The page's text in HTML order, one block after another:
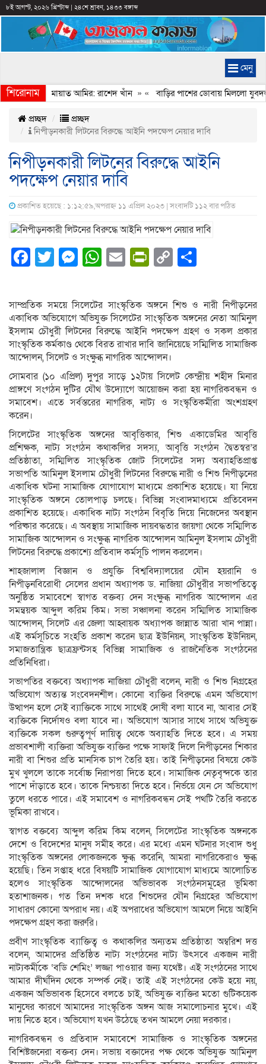
৮ই আগস্ট, ২০২৬ খ্রিস্টাব্দ| ২৪শে শ্রাবণ, ১৪৩৩ বঙ্গাব্দ
মেনু
শিরোনাম
করেন জামায়াত আমির: রাশেদ খাঁন » « বাড়ির পাশের ডোবায় মিললো যুবদল
প্রচ্ছদ
প্রচ্ছদ
নিপীড়নকারী লিটনের বিরুদ্ধে আইনি পদক্ষেপ নেয়ার দাবি
নিপীড়নকারী লিটনের বিরুদ্ধে আইনি
পদক্ষেপ নেয়ার দাবি
প্রকাশিত হয়েছে : ১:১২:৫৯,অপরাহ্ন ১১ এপ্রিল ২০২৩ | সংবাদটি ১১২ বার পঠিত
Facebook
Twitter
Messenger
WhatsApp
EmailPrintFriendly
Copy
সাম্প্রতিক সময়ে সিলেটের সাংস্কৃতিক অঙ্গনে শিশু ও নারী নিপীড়নের
একাধিক অভিযোগে অভিযুক্ত সিলেটের সাংস্কৃতিক অঙ্গনের নেতা আমিনুল
ইসলাম চৌধুরী লিটনের বিরুদ্ধে আইনি পদক্ষেপ গ্রহণ ও সকল প্রকার
সাংস্কৃতিক কর্মকাণ্ড থেকে বিরত রাখার দাবি জানিয়েছে সম্মিলিত সামাজিক
আন্দোলন, সিলেট ও সংক্ষুব্ধ নাগরিক আন্দোলন।
সোমবার (১০ এপ্রিল) দুপুর সাড়ে ১২টায় সিলেট কেন্দ্রীয় শহীদ মিনার
প্রাঙ্গণে সংগঠন দুটির যৌথ উদ্যোগে আয়োজন করা হয় নাগরিকবন্ধন ও
সমাবেশ। এতে সর্বস্তরের নাগরিক, নাট্য ও সংস্কৃতিকর্মীরা অংশগ্রহণ
করেন।
সিলেটের সাংস্কৃতিক অঙ্গনের আবৃত্তিকার, শিশু একাডেমির আবৃত্তি
প্রশিক্ষক, নাট্য সংগঠন কথাকলির সদস্য, আবৃত্তি সংগঠন দ্বৈতস্বর’র
প্রতিষ্ঠাতা, সম্মিলিত সাংস্কৃতিক জোট সিলেটের সদ্য অব্যাহতিপ্রাপ্ত
সভাপতি আমিনুল ইসলাম চৌধুরী লিটনের বিরুদ্ধে নারী ও শিশু নিপীড়নের
একাধিক ঘটনা সামাজিক যোগাযোগ মাধ্যমে প্রকাশিত হয়েছে। যা নিয়ে
সাংস্কৃতিক অঙ্গনে তোলপাড় চলছে। বিভিন্ন সংবাদমাধ্যমে প্রতিবেদন
প্রকাশিত হয়েছে। একাধিক নাট্য সংগঠন বিবৃতি দিয়ে নিজেদের অবস্থান
পরিষ্কার করেছে। এ অবস্থায় সামাজিক দায়বদ্ধতার জায়গা থেকে সম্মিলিত
সামাজিক আন্দোলন ও সংক্ষুব্ধ নাগরিক আন্দোলন আমিনুল ইসলাম চৌধুরী
লিটনের বিরুদ্ধে প্রকাশ্যে প্রতিবাদ কর্মসূচি পালন করলেন।
শাহজালাল বিজ্ঞান ও প্রযুক্তি বিশ্ববিদ্যালয়ের যৌন হয়রানি ও
নিপীড়নবিরোধী সেলের প্রধান অধ্যাপক ড. নাজিয়া চৌধুরীর সভাপতিত্বে
অনুষ্ঠিত সমাবেশে স্বাগত বক্তব্য দেন সংক্ষুব্ধ নাগরিক আন্দোলন এর
সমন্বয়ক আব্দুল করিম কিম। সভা সঞ্চালনা করেন সম্মিলিত সামাজিক
আন্দোলন, সিলেট এর জেলা আহ্বায়ক অধ্যাপক জান্নাত আরা খান পান্না।
এই কর্মসূচিতে সংহতি প্রকাশ করেন ছাত্র ইউনিয়ন, সাংস্কৃতিক ইউনিয়ন,
সমাজতান্ত্রিক ছাত্রফ্রন্টসহ বিভিন্ন সামাজিক ও রাজনৈতিক সংগঠনের
প্রতিনিধিরা।
সভাপতির বক্তব্যে অধ্যাপক নাজিয়া চৌধুরী বলেন, নারী ও শিশু নিগ্রহের
অভিযোগ অত্যন্ত সংবেদনশীল। কোনো ব্যক্তির বিরুদ্ধে এমন অভিযোগ
উত্থাপন হলে সেই ব্যাক্তিকে সাথে সাথেই দোষী বলা যাবে না, আবার সেই
ব্যক্তিকে নির্দোষও বলা যাবে না। অভিযোগ আসার সাথে সাথে অভিযুক্ত
ব্যক্তিকে সকল গুরুত্বপূর্ণ দায়িত্ব থেকে অব্যাহতি দিতে হবে। এ সময়
প্রভাবশালী ব্যক্তিরা অভিযুক্ত ব্যক্তির পক্ষে সাফাই দিলে নিপীড়নের শিকার
নারী বা শিশুর প্রতি মানসিক চাপ তৈরি হয়। তাই নিপীড়নের বিষয়ে কেউ
মুখ খুললে তাকে সর্বোচ্চ নিরাপত্তা দিতে হবে। সামাজিক নেতৃবৃন্দকে তার
পাশে দাঁড়াতে হবে। তাকে নিশ্চয়তা দিতে হবে। নির্ভয়ে যেন সে অভিযোগ
তুলে ধরতে পারে। এই সমাবেশ ও নাগরিকবন্ধন সেই পথটি তৈরি করতে
ভূমিকা রাখবে।
স্বাগত বক্তব্যে আব্দুল করিম কিম বলেন, সিলেটের সাংস্কৃতিক অঙ্গনকে
দেশে ও বিদেশের মানুষ সমীহ করে। এর মধ্যে এমন ঘটনার সংবাদ শুধু
সাংস্কৃতিক অঙ্গনের লোকজনকে ক্ষুব্ধ করেনি, আমরা নাগরিকেরাও ক্ষুব্ধ
হয়েছি। তিন সপ্তাহ ধরে বিষয়টি সামাজিক যোগাযোগ মাধ্যমে আলোচিত
হলেও সাংস্কৃতিক আন্দোলনের অভিভাবক সংগঠনসমূহের ভূমিকা
হতাশাজনক। গত তিন দশক ধরে শিশুদের যৌন নিগ্রহের অভিযোগ
সাধারণ কোনো অপরাধ নয়। এই অপরাধের অভিযোগ আমলে নিয়ে আইনি
পদক্ষেপ গ্রহণ করা জরুরি।
প্রবীণ সাংস্কৃতিক ব্যাক্তিত্ব ও কথাকলির অন্যতম প্রতিষ্ঠাতা অম্বরিশ দত্ত
বলেন, আমাদের প্রতিষ্ঠিত নাট্য সংগঠনের নাট্য উৎসবে একজন নারী
নাট্যকর্মীকে ‘বডি শেমিং’ লজ্জা পাওয়ার জন্য যথেষ্ট। এই সংগঠনের সাথে
আমার দীর্ঘদিন থেকে সম্পর্ক নেই। তাই এই সংগঠনের কেউ হয়ে নয়,
একজন অভিভাবক হিসেবে বলতে চাই, অভিযুক্ত ব্যক্তির মতো গুটিকয়েক
মানুষের কারণে আমাদের সাংস্কৃতিক অঙ্গন আজ সমালোচনার মুখে। এই
দায় নিতে হবে। অভিযোগ যখন উঠেছে তখন আমলে নেয়া দরকার।
নাগরিকবন্ধন ও প্রতিবাদ সমাবেশে সামাজিক ও সাংস্কৃতিক অঙ্গনের
বিশিষ্টজনেরা বক্তব্য দেন। সভায় বক্তাদের পক্ষ থেকে অভিযুক্ত আমিনুল